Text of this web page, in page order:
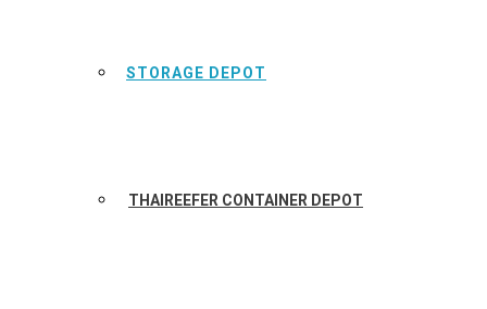
STORAGE DEPOT
THAIREEFER CONTAINER DEPOT